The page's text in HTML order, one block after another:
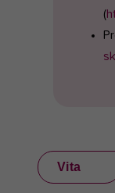
(
Vita